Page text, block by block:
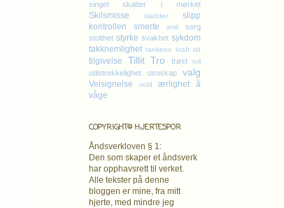
singel
skatter i mørket
Skilsmisse sladder
slipp
kontrollen
smerte smil
sorg
stolthet styrke svakhet sykdom
takknemlighet tankens kraft tid
tilgivelse Tillit Tro trøst tvil
utilstrekkelighet utroskap valg
Velsignelse vold ærlighet
å
våge
COPYRIGHT© HJERTESPOR
Åndsverkloven § 1:
Den som skaper et åndsverk
har opphavsretttil verket.
Alle tekster på denne
bloggen er mine, fra mitt
hjerte, med mindre jeg